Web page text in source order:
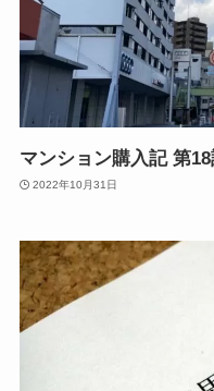
マンション購入記 第
2022年10月31日